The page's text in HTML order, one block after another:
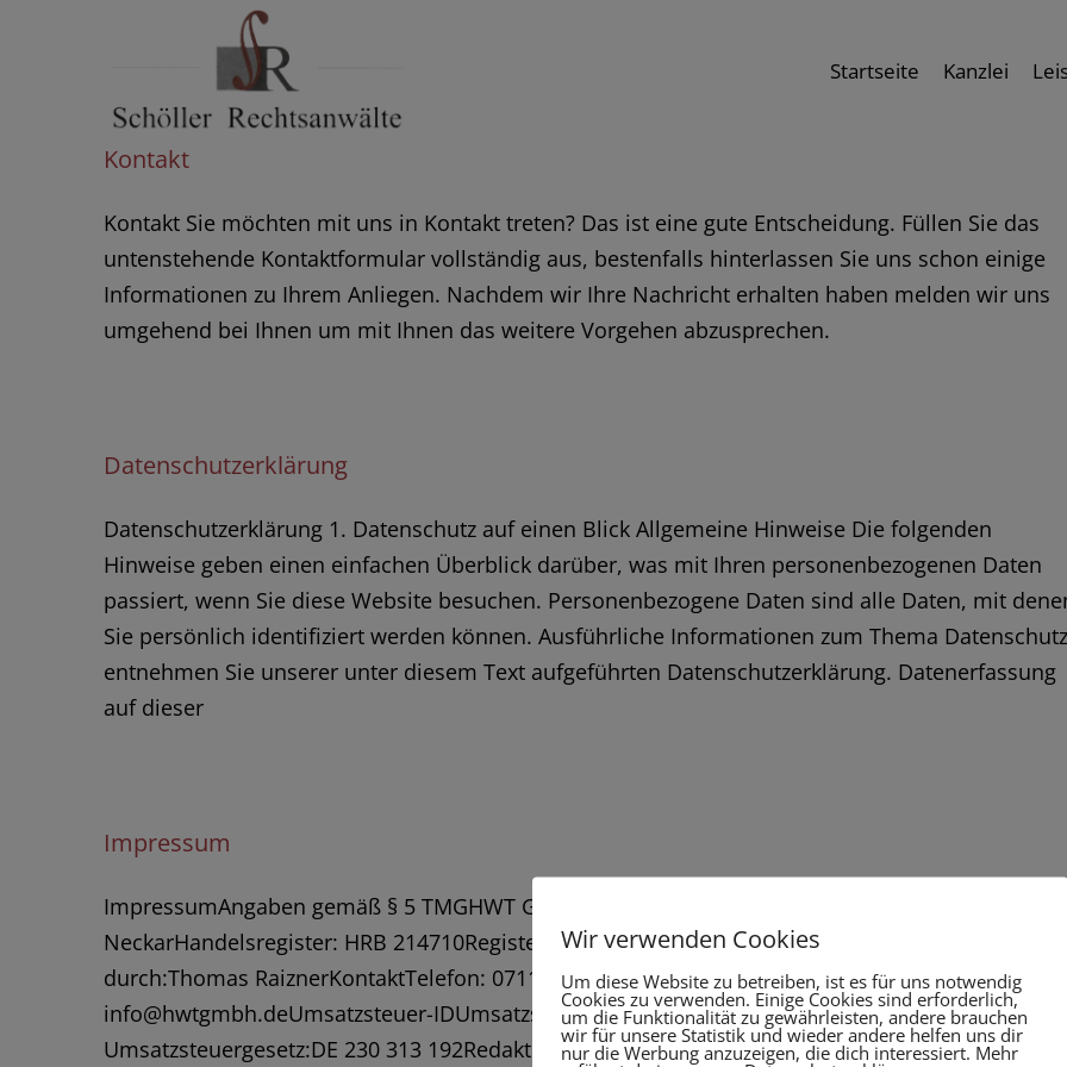
Startseite Kanzlei
Kontakt
Kontakt Sie möchten mit uns in Kontakt treten? Das ist eine gute Entscheidung. Füllen Sie das
untenstehende Kontaktformular vollständig aus, bestenfalls hinterlassen Sie uns schon einige
Informationen zu Ihrem Anliegen. Nachdem wir Ihre Nachricht erhalten haben melden wir uns
umgehend bei Ihnen um mit Ihnen das weitere Vorgehen abzusprechen.
Datenschutzerklärung
Datenschutz­erklärung 1. Datenschutz auf einen Blick Allgemeine Hinweise Die folgenden
Hinweise geben einen einfachen Überblick darüber, was mit Ihren personenbezogenen Daten
passiert, wenn Sie diese Website besuchen. Personenbezogene Daten sind alle Daten, mit
Sie persönlich identifiziert werden können. Ausführliche Informationen zum Thema Datenschutz
entnehmen Sie unserer unter diesem Text aufgeführten Datenschutzerklärung. Datenerfassung
auf dieser
Impressum
ImpressumAngaben gemäß § 5 TMGHWT GmbHKastellstraße 773734 Esslingen am
NeckarHandelsregister: HRB 214710Registergericht: Registergericht EsslingenVertreten
durch:Thomas RaiznerKontaktTelefon: 0711 / 3278356Telefax: 0711 / 3278384E-Mail:
info@hwtgmbh.deUmsatzsteuer-IDUmsatzsteuer-Identifikationsnummer gemäß § 27 a
Umsatzsteuergesetz:DE 230 313 192Redaktionell verantwortlichHerr Thomas RaiznerEU-
Wir verwenden Cookies
Um diese Website zu betreiben, ist es für uns notwendig
Cookies zu verwenden. Einige Cookies sind erforderlich,
um die Funktionalität zu gewährleisten, andere brauchen
wir für unsere Statistik und wieder andere helfen uns dir
nur die Werbung anzuzeigen, die dich interessiert. Mehr